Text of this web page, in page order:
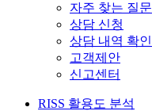
자주 찾는 질문
상담 신청
상담 내역 확인
고객제안
신고센터
RISS 활용도 분석